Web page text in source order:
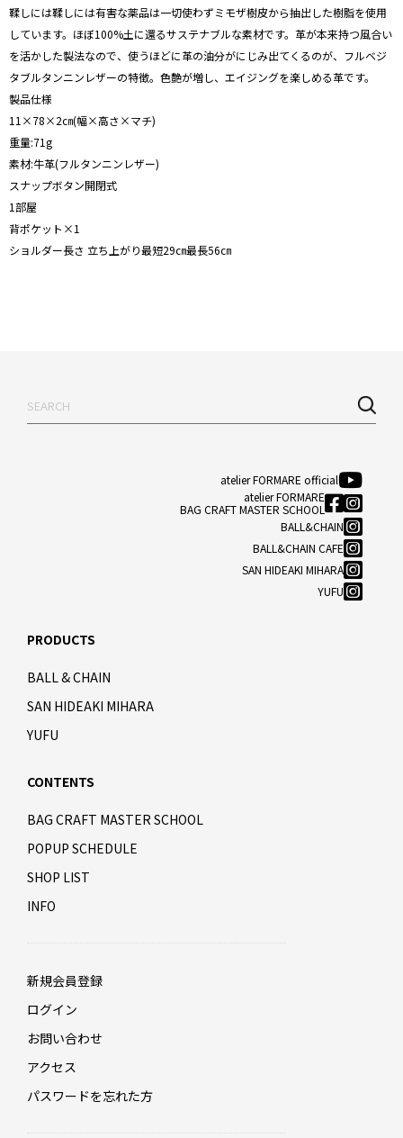
鞣しには鞣しには有害な薬品は一切使わずミモザ樹皮から抽出した樹脂を使用
しています。ほぼ100%土に還るサステナブルな素材です。革が本来持つ風合い
を活かした製法なので、使うほどに革の油分がにじみ出てくるのが、フルベジ
タブルタンニンレザーの特徴。色艶が増し、エイジングを楽しめる革です。
製品仕様
11×78×2㎝(幅×高さ×マチ)
重量:71g
素材:牛革(フルタンニンレザー)
スナップボタン開閉式
1部屋
背ポケット×1
ショルダー長さ 立ち上がり最短29㎝最長56㎝
atelier FORMARE official
atelier FORMARE
BAG CRAFT MASTER SCHOOL
BALL&CHAIN
BALL&CHAIN CAFE
SAN HIDEAKI MIHARA
YUFU
PRODUCTS
BALL & CHAIN
SAN HIDEAKI MIHARA
YUFU
CONTENTS
BAG CRAFT MASTER SCHOOL
POPUP SCHEDULE
SHOP LIST
INFO
新規会員登録
ログイン
お問い合わせ
アクセス
パスワードを忘れた方